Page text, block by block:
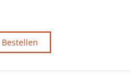
Bestellen